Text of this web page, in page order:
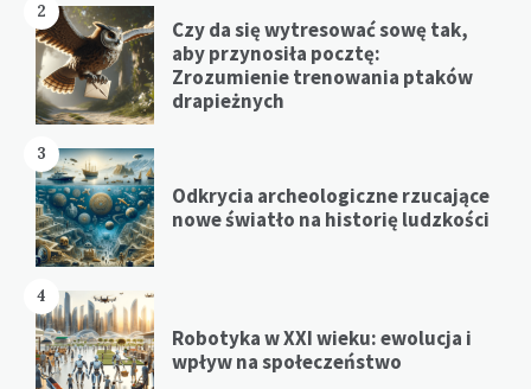
2
Czy da się wytresować sowę tak,
aby przynosiła pocztę:
Zrozumienie trenowania ptaków
drapieżnych
3
Odkrycia archeologiczne rzucające
nowe światło na historię ludzkości
4
Robotyka w XXI wieku: ewolucja i
wpływ na społeczeństwo